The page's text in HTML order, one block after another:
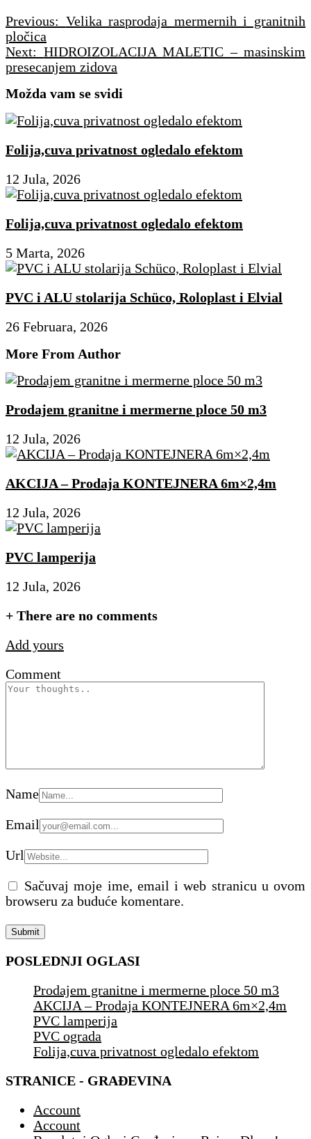
Navigacija
članaka
Previous: Velika rasprodaja mermernih i granitnih
pločica
Next: HIDROIZOLACIJA MALETIC – masinskim
presecanjem zidova
Možda vam se svidi
Folija,cuva privatnost ogledalo efektom
12 Jula, 2026
Folija,cuva privatnost ogledalo efektom
5 Marta, 2026
PVC i ALU stolarija Schüco, Roloplast i Elvial
26 Februara, 2026
More From Author
Prodajem granitne i mermerne ploce 50 m3
12 Jula, 2026
AKCIJA – Prodaja KONTEJNERA 6m×2,4m
12 Jula, 2026
PVC lamperija
12 Jula, 2026
+ There are no comments
Add yours
Comment
Name
Email
Url
Sačuvaj moje ime, email i web stranicu u ovom
browseru za buduće komentare.
POSLEDNJI OGLASI
Prodajem granitne i mermerne ploce 50 m3
AKCIJA – Prodaja KONTEJNERA 6m×2,4m
PVC lamperija
PVC ograda
Folija,cuva privatnost ogledalo efektom
STRANICE - GRAĐEVINA
Account
Account